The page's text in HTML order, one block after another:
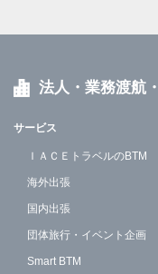
法人・業務渡航
サービス
ＩＡＣＥトラベルのBTM
海外出張
国内出張
団体旅行・イベント企画
Smart BTM